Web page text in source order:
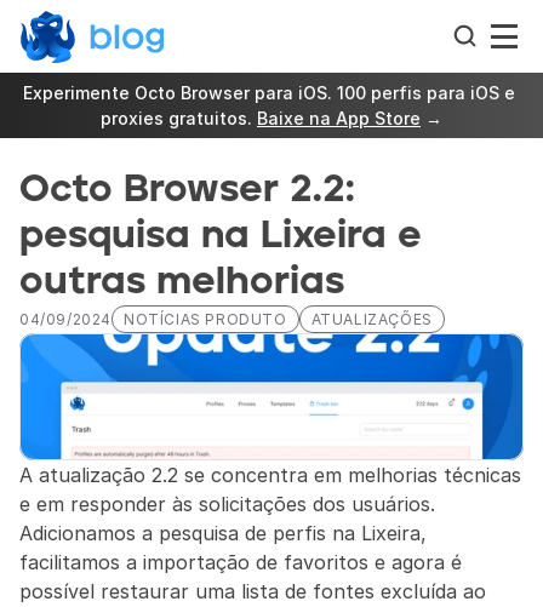
Experimente Octo Browser para iOS. 100 perfis para iOS e
proxies gratuitos. Baixe na App Store →
Octo Browser 2.2:
pesquisa na Lixeira e
outras melhorias
04/09/2024 NOTÍCIAS PRODUTO ATUALIZAÇÕES
A atualização 2.2 se concentra em melhorias técnicas
e em responder às solicitações dos usuários.
Adicionamos a pesquisa de perfis na Lixeira,
facilitamos a importação de favoritos e agora é
possível restaurar uma lista de fontes excluída ao